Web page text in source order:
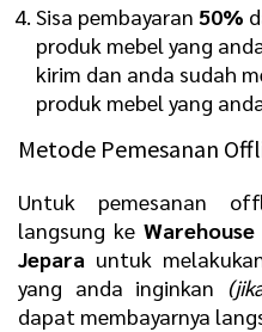
Sisa pembayaran 50%
produk mebel yang
kirim dan anda sudah
produk mebel yang
Metode Pemesanan
Untuk pemesanan
langsung keWarehouse
Jepara untuk
yang anda inginkan
dapat membayarnya